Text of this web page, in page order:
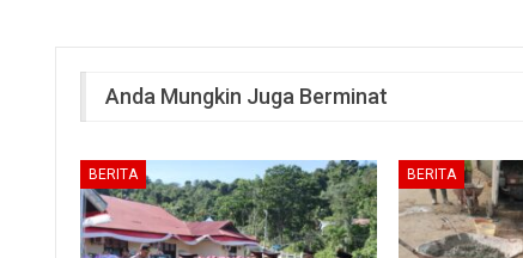
Anda Mungkin Juga Berminat
BERITA BERITA